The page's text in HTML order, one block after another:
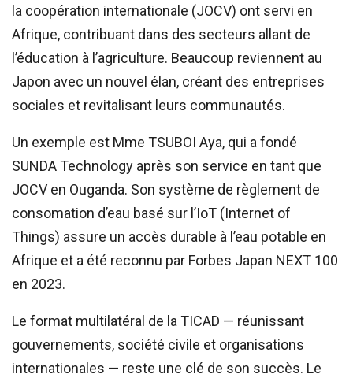
la coopération internationale (JOCV) ont servi en
Afrique, contribuant dans des secteurs allant de
l’éducation à l’agriculture. Beaucoup reviennent au
Japon avec un nouvel élan, créant des entreprises
sociales et revitalisant leurs communautés.
Un exemple est Mme TSUBOI Aya, qui a fondé
SUNDA Technology après son service en tant que
JOCV en Ouganda. Son système de règlement de
consomation d’eau basé sur l’IoT (Internet of
Things) assure un accès durable à l’eau potable en
Afrique et a été reconnu par Forbes Japan NEXT 100
en 2023.
Le format multilatéral de la TICAD — réunissant
gouvernements, société civile et organisations
internationales — reste une clé de son succès. Le